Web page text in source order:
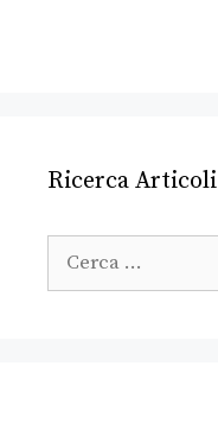
Ricerca Articoli